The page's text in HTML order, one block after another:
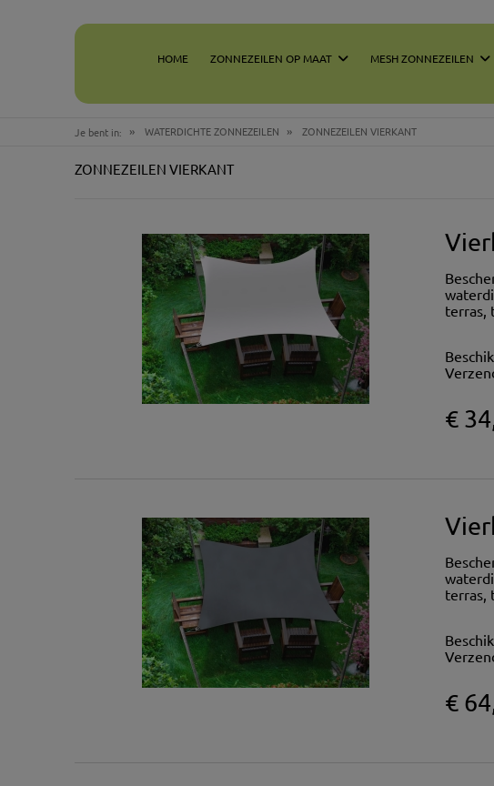
HOME ZONNEZEILEN OP MAAT MESH ZONNEZEILEN
Je bent in: » WATERDICHTE ZONNEZEILEN » ZONNEZEILEN VIERKANT
ZONNEZEILEN VIERKANT
terras,
€
terras,
€